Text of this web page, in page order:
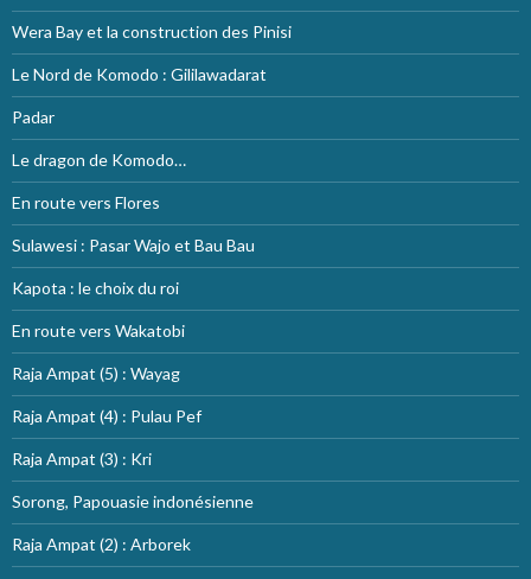
Wera Bay et la construction des Pinisi
Le Nord de Komodo : Gililawadarat
Padar
Le dragon de Komodo…
En route vers Flores
Sulawesi : Pasar Wajo et Bau Bau
Kapota : le choix du roi
En route vers Wakatobi
Raja Ampat (5) : Wayag
Raja Ampat (4) : Pulau Pef
Raja Ampat (3) : Kri
Sorong, Papouasie indonésienne
Raja Ampat (2) : Arborek